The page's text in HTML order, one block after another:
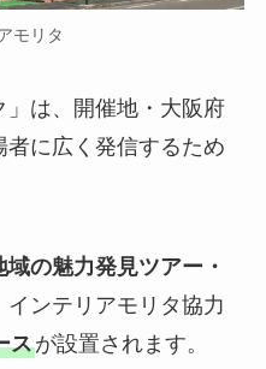
モリタ
」は、開催地・大阪府
に広く発信するため
域の魅力発見ツアー・
インテリアモリタ協力
スが設置されます。